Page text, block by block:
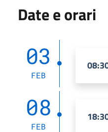
Date e orari
03
FEB
08
FEB